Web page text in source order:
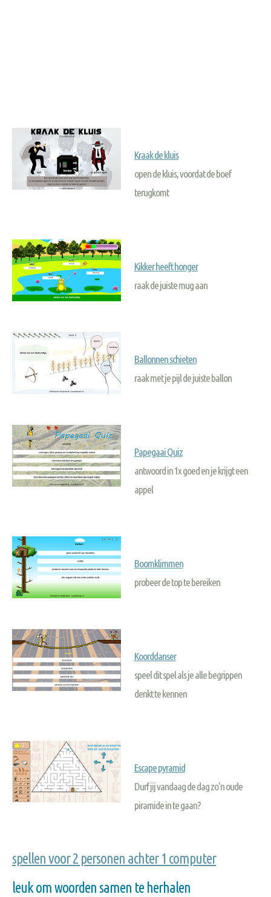
Kraak de kluis
open de kluis, voordat de boef
terugkomt
Kikker heeft honger
raak de juiste mug aan
Ballonnen schieten
raak met je pijl de juiste ballon
Papegaai Quiz
antwoord in 1x goed en je krijgt een
appel
Boomklimmen
probeer de top te bereiken
Koorddanser
speel dit spel als je alle begrippen
denkt te kennen
Escape pyramid
Durf jij vandaag de dag zo'n oude
piramide in te gaan?
spellen voor 2 personen achter 1 computer
leuk om woorden samen te herhalen